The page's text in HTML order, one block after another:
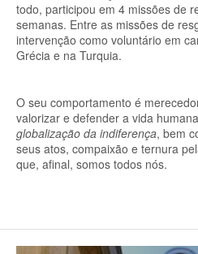
todo, participou em 4 missões de
semanas. Entre as missões de
intervenção como voluntário em
Grécia e na Turquia.
O seu comportamento é
valorizar e defender a vida
globalização da indiferença, bem
seus atos, compaixão e ternura
que, afinal, somos todos nós.